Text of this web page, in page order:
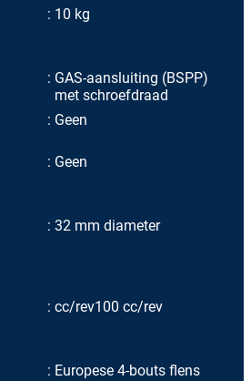
10 kg
GAS-aansluiting (BSPP)
met schroefdraad
Geen
Geen
32 mm diameter
cc/rev100 cc/rev
Europese 4-bouts flens